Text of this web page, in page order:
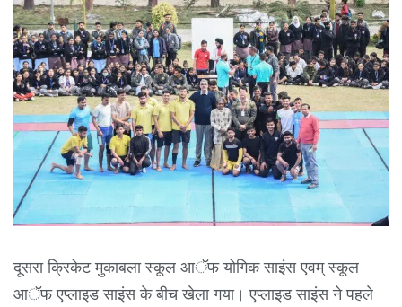
दूसरा क्रिकेट मुकाबला स्कूल आॅफ योगिक साइंस एवम् स्कूल
आॅफ एप्लाइड साइंस के बीच खेला गया। एप्लाइड साइंस ने पहले